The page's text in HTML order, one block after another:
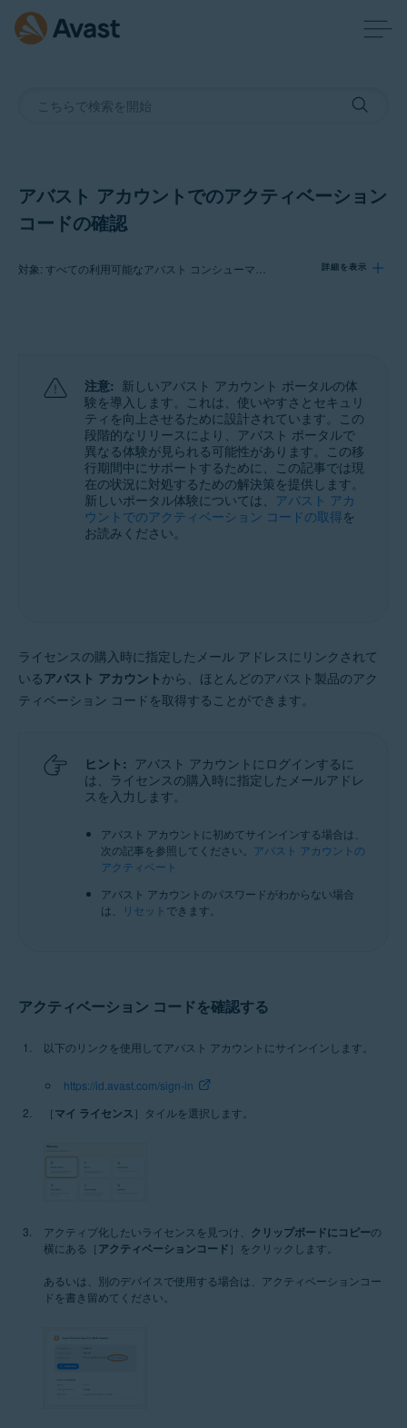
アバスト アカウントでのアクティベーション
コードの確認
詳細を表示
オペレーティング システム:
サポートされているすべてのオペレーティングシステム
注意: 新しいアバスト アカウント ポータルの体
験を導入します。これは、使いやすさとセキュリ
ティを向上させるために設計されています。この
段階的なリリースにより、アバスト ポータルで
異なる体験が見られる可能性があります。この移
行期間中にサポートするために、この記事では現
在の状況に対処するための解決策を提供します。
新しいポータル体験については、 アバスト アカ
ウントでのアクティベーション コードの取得を
お読みください。
ライセンスの購入時に指定したメール アドレスにリンクされて
いるアバスト アカウント から、ほとんどのアバスト製品のアク
ティベーション コードを取得することができます。
ヒント: アバスト アカウントにログインするに
は、ライセンスの購入時に指定したメールアドレ
スを入力します。
アバスト アカウントに初めてサインインする場合は、
次の記事を参照してください。 アバスト アカウントの
アクティベート
アバスト アカウントのパスワードがわからない場合
は、
リセット できます。
アクティベーション コードを確認する
以下のリンクを使用してアバスト アカウントにサインインします。
https://id.avast.com/sign-in
［ マイ ライセンス ］タイルを選択します。
アクティブ化したいライセンスを見つけ、 クリップボードにコピーの
横にある［ アクティベーションコード ］をクリックします。
あるいは、別のデバイスで使用する場合は、アクティベーションコー
ドを書き留めてください。